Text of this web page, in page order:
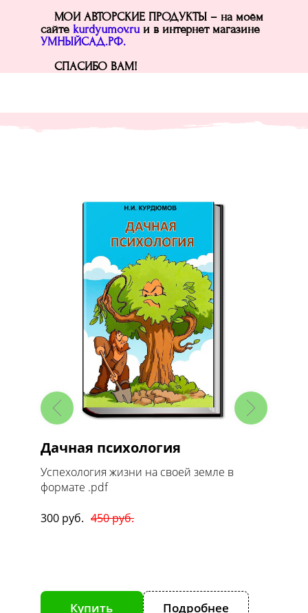
МОИ АВТОРСКИЕ ПРОДУКТЫ – на моём
сайте kurdyumov.ruи в интернет магазине
УМНЫЙСАД.РФ.
СПАСИБО ВАМ!
Дачная психология
Успехология жизни на своей земле в
формате .pdf
300 руб. 450 руб.
Купить Подробнее